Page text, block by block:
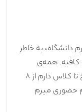
دانشگاه، به خاطر
همه‌ی
کلاس‌های اصلیم روز چهارشنبه است، پنج تا کلاس دارم از ۸
حضوری میرم